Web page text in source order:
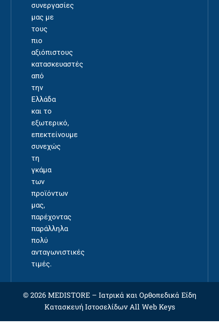
συνεργασίες
μας με
τους
πιο
αξιόπιστους
κατασκευαστές
από
την
Ελλάδα
και το
εξωτερικό,
επεκτείνουμε
συνεχώς
τη
γκάμα
των
προϊόντων
μας,
παρέχοντας
παράλληλα
πολύ
ανταγωνιστικές
τιμές.
© 2026 MEDISTORE – Ιατρικά και Ορθοπεδικά Είδη
Κατασκευή ΙστοσελίδωνAll Web Keys